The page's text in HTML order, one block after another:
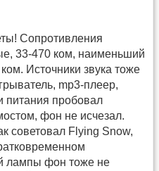
Сопротивления
33-470 ком, наименьший
Источники звука тоже
mp3-плеер,
питания пробовал
фон не исчезал.
советовал Flying Snow,
лампы фон тоже не